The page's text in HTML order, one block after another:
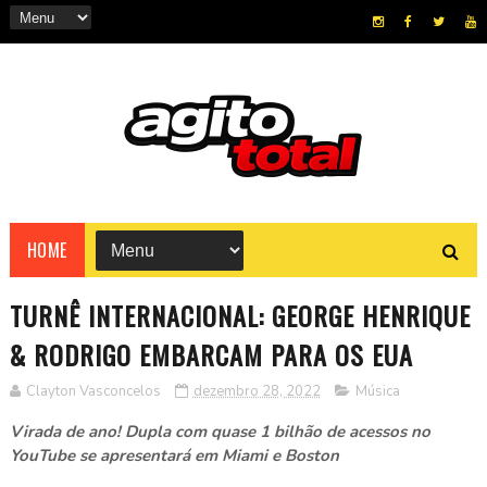
HOME
TURNÊ INTERNACIONAL: GEORGE HENRIQUE
& RODRIGO EMBARCAM PARA OS EUA
Clayton Vasconcelos dezembro 28, 2022 Música
Virada de ano! Dupla com quase 1 bilhão de acessos no
YouTube se apresentará em Miami e Boston